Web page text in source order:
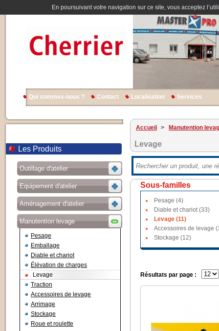
En poursuivant votre navigation sur ce site, vous acceptez
Qui sommes-nous ? Contact Localisation Services
Les Produits
Outillage d'atelier
Equipement d'atelier
Aménagement d'atelier
Manutention levage
Pesage
Emballage
Diable et chariot
Élévation de charges
Levage
Traction
Accessoires de levage
Arrimage
Stockage
Roue et roulette
Accueil > Manutention
Levage
Sous-familles
Pesage (4)
Diable et chariot (33)
Levage (11)
Accessoires de levage
Stockage (12)
Résultats par page :